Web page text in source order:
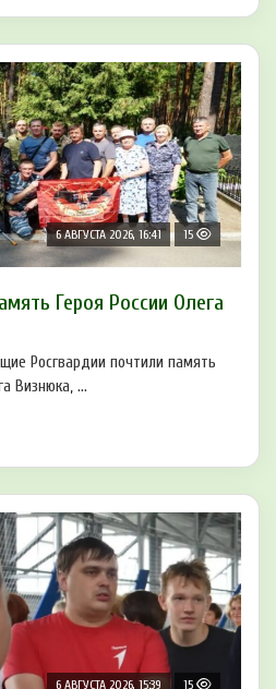
6 АВГУСТА 2026, 16:41 15
Героя России Олега
Росгвардии почтили память
Визнюка, ...
6 АВГУСТА 2026, 15:39 15